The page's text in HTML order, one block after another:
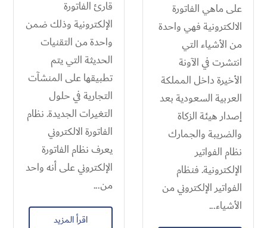
على ماهي الفاتورة
الالكترونية فهي واحدة
من الأشياء التي
انتشرت في الآونة
الأخيرة داخل المملكة
العربية السعودية بعد
إصدار هيئة الزكاة
والضريبة والجمارك
نظام الفواتير
الإلكترونية. فنظام
الفواتير الإلكتروني من
الأشياء...
قارئ الفاتورة
الإلكترونية وذلك ضمن
واحدة من التقنيات
الحديثة التي يتم
تطبيقها على المنشآت
التجارية في حلول
التغيرات الجديدة. نظام
الفاتورة الالكتروني
يعرف نظام الفاتورة
الإلكتروني على أنه واحد
من...
اقرأ المزيد